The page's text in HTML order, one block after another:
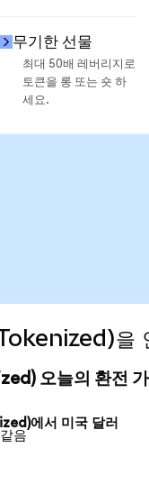
무기한 선물
최대 50배 레버리지로
토큰을 롱 또는 숏 하
세요.
을
오늘의 환전
에서 미국 달러
음